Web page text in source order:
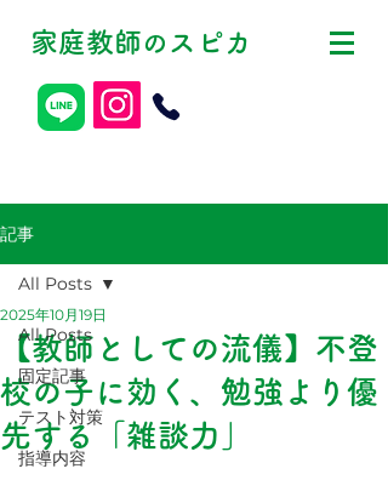
家庭教師の スピカ
記事
All Posts
固定記事
テスト対策
指導内容
All Posts
【教師としての流儀】不登
校の子に効く、勉強より優
先する「雑談力」
2025年10月19日